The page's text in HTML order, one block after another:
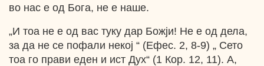
во нас е од Бога, не е наше.
„И тоа не е од вас туку дар Божји! Не е од дела,
за да не се пофали некој “ (Ефес. 2, 8-9) „ Сето
тоа го прави еден и ист Дух“ (1 Кор. 12, 11). А,